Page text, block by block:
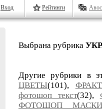
Вход Рейтинги
Выбрана рубрика
Другие рубрики в
ЦВЕТЫ(101),
фотошоп текст(32),
ФОТОШОП